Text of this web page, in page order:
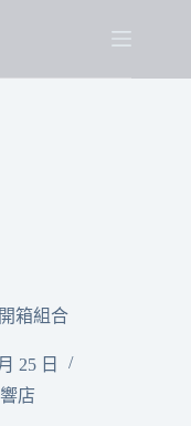
箱組合
25 日
店